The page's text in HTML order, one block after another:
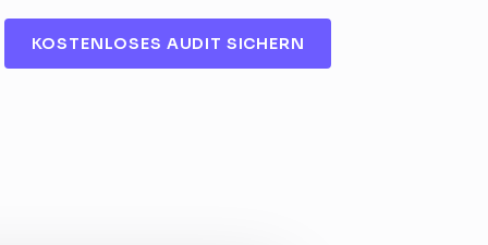
KOSTENLOSES AUDIT SICHERN